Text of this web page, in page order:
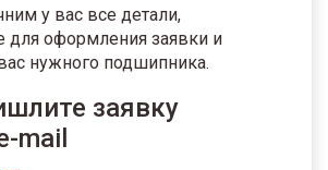
у вас все детали,
для оформления заявки и
нужного подшипника.
заявку
mail